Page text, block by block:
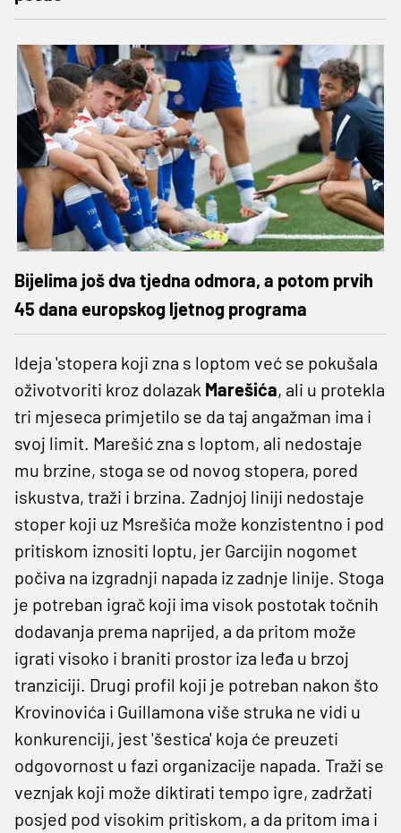
Bijelima još dva tjedna odmora, a potom prvih
45 dana europskog ljetnog programa
Ideja 'stopera koji zna s loptom već se pokušala
oživotvoriti kroz dolazak Marešića, ali u protekla
tri mjeseca primjetilo se da taj angažman ima i
svoj limit. Marešić zna s loptom, ali nedostaje
mu brzine, stoga se od novog stopera, pored
iskustva, traži i brzina. Zadnjoj liniji nedostaje
stoper koji uz Msrešića može konzistentno i pod
pritiskom iznositi loptu, jer Garcijin nogomet
počiva na izgradnji napada iz zadnje linije. Stoga
je potreban igrač koji ima visok postotak točnih
dodavanja prema naprijed, a da pritom može
igrati visoko i braniti prostor iza leđa u brzoj
tranziciji. Drugi profil koji je potreban nakon što
Krovinovića i Guillamona više struka ne vidi u
konkurenciji, jest 'šestica' koja će preuzeti
odgovornost u fazi organizacije napada. Traži se
veznjak koji može diktirati tempo igre, zadržati
posjed pod visokim pritiskom, a da pritom ima i